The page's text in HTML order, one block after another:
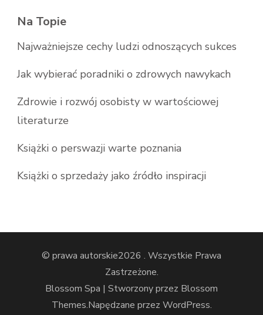
Na Topie
Najważniejsze cechy ludzi odnoszących sukces
Jak wybierać poradniki o zdrowych nawykach
Zdrowie i rozwój osobisty w wartościowej
literaturze
Książki o perswazji warte poznania
Książki o sprzedaży jako źródło inspiracji
© prawa autorskie2026 . Wszystkie Prawa
Zastrzeżone.
Blossom Spa | Stworzony przez Blossom
Themes.Napędzane przez WordPress.